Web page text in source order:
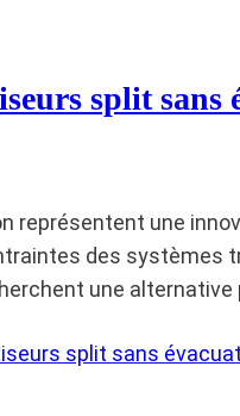
split sans
représentent une
des systèmes
une
split sans